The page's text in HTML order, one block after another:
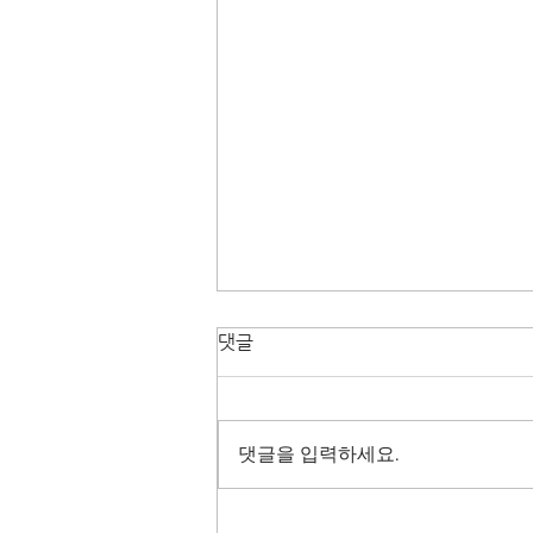
댓글
댓글을 입력하세요.